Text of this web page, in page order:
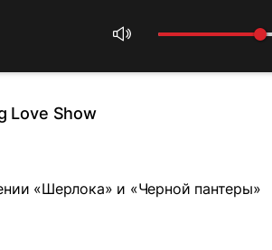
Love Show
«Шерлока» и «Черной пантеры»